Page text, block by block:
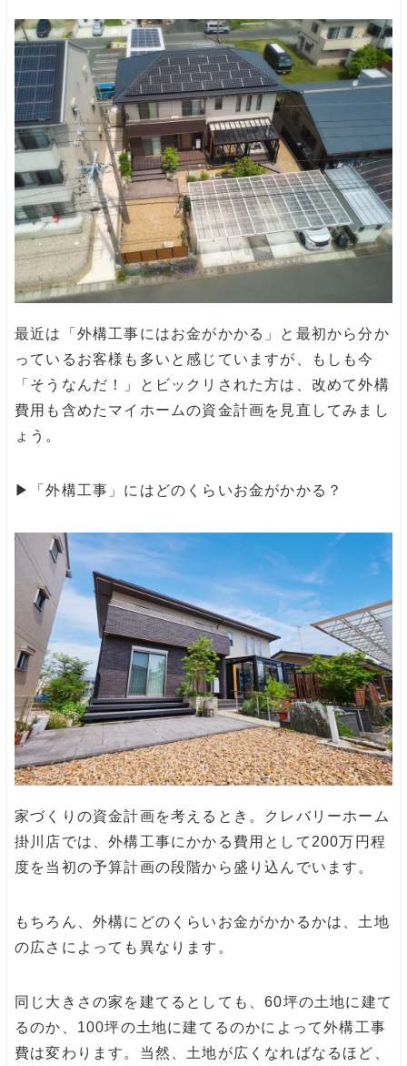
最近は「外構工事にはお金がかかる」と最初から分か
っているお客様も多いと感じていますが、もしも今
「そうなんだ！」とビックリされた方は、改めて外構
費用も含めたマイホームの資金計画を見直してみまし
ょう。
▶︎ 「外構工事」にはどのくらいお金がかかる？
家づくりの資金計画を考えるとき。クレバリーホーム
掛川店では、外構工事にかかる費用として200万円程
度を当初の予算計画の段階から盛り込んでいます。
もちろん、外構にどのくらいお金がかかるかは、土地
の広さによっても異なります。
同じ大きさの家を建てるとしても、60坪の土地に建て
るのか、100坪の土地に建てるのかによって外構工事
費は変わります。当然、土地が広くなればなるほど、